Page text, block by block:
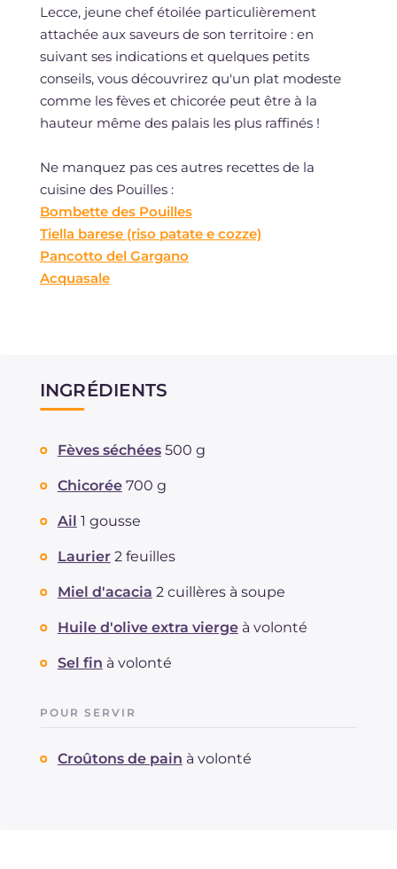
Lecce, jeune chef étoilée particulièrement
attachée aux saveurs de son territoire : en
suivant ses indications et quelques petits
conseils, vous découvrirez qu'un plat modeste
comme les fèves et chicorée peut être à la
hauteur même des palais les plus raffinés !
Ne manquez pas ces autres recettes de la
cuisine des Pouilles :
Bombette des Pouilles
Tiella barese (riso patate e cozze)
Pancotto del Gargano
Acquasale
INGRÉDIENTS
Fèves séchées 500 g
Chicorée 700 g
Ail 1 gousse
Laurier 2 feuilles
Miel d'acacia 2 cuillères à soupe
Huile d'olive extra vierge à volonté
Sel fin à volonté
POUR SERVIR
Croûtons de pain à volonté